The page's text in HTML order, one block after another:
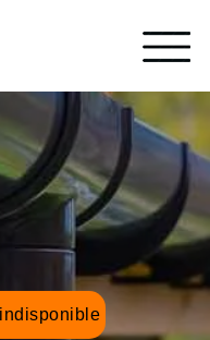
indisponible